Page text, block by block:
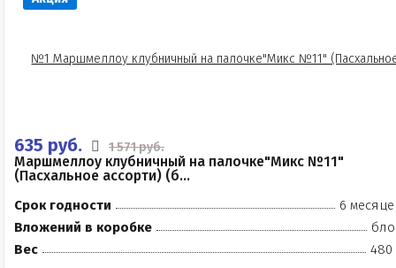
635 руб. 1 571 руб.
Маршмеллоу клубничный на палочке"Микс №11"
(Пасхальное ассорти) (б...
Срок годности
6
Вложений в коробке
Вес
480